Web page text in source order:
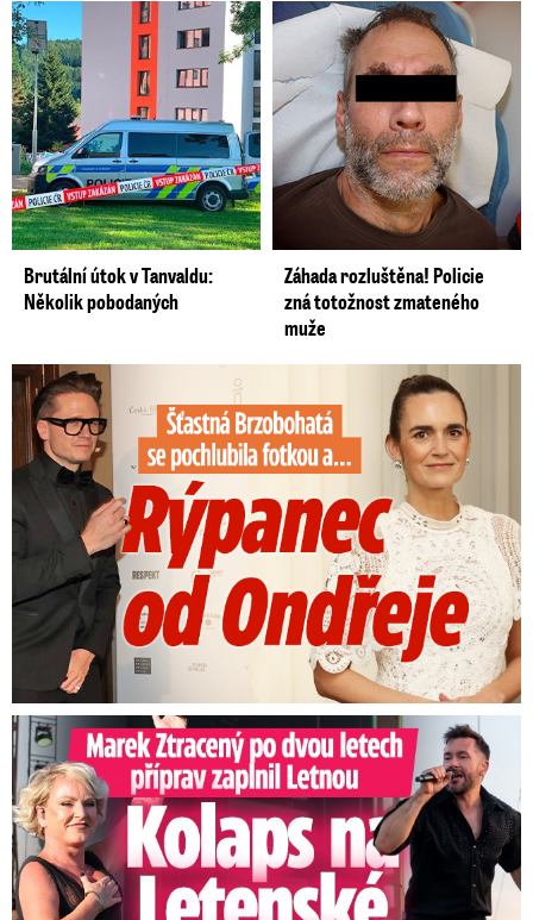
Brutální útok v Tanvaldu:
Několik pobodaných
Záhada rozluštěna! Policie
zná totožnost zmateného
muže
Šťastná Brzobohatá se pochlubila fotkou: Rýpanec od Ondřeje
Marek Ztracený na Letné: Pártlová stopla koncert